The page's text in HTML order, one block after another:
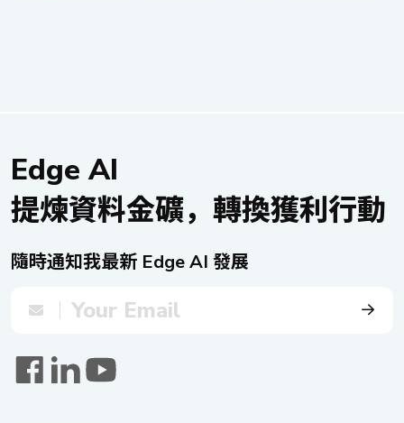
Computer）。 展出重點： 雙重 EtherCAT 主站 AI 機器人
控制器（Dual EtherCAT Master AI Robot Controller）：
NEXCOM 新漢最新的雙 EtherCAT 控制架構可解決單一
EtherCAT 控制架構所面對的穩定性、效能不佳及運作延遲
等難題。此款控制器專為高階自動化應用設計，具備超低延
遲同步功能，可支援多個 EtherCAT 從站模組，實現多軸協
機器人及機械手臂。搭載 NVIDIA® JetPack™ SDK，以 AI
環境狀態動態調整運作決策。此解決方案可應用於工業自動
化、製造業與物流業的智慧工廠、裝配線與機器人物料搬運
Edge AI
提煉資料金礦，轉換獲利行動
隨時通知我最新 Edge AI 發展